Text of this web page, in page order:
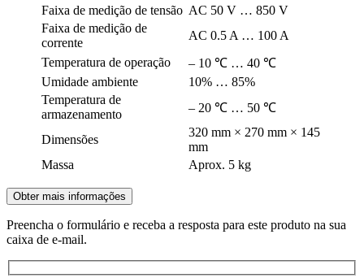
Faixa de medição de tensão AC 50 V … 850 V
Faixa de medição de
corrente
AC 0.5 A … 100 A
Temperatura de operação
– 10 ℃ … 40 ℃
Umidade ambiente
10% … 85%
Temperatura de
armazenamento
– 20 ℃ … 50 ℃
Dimensões
320 mm × 270 mm × 145
mm
Massa
Aprox. 5 kg
Obter mais informações
Preencha o formulário e receba a resposta para este produto na sua
caixa de e-mail.